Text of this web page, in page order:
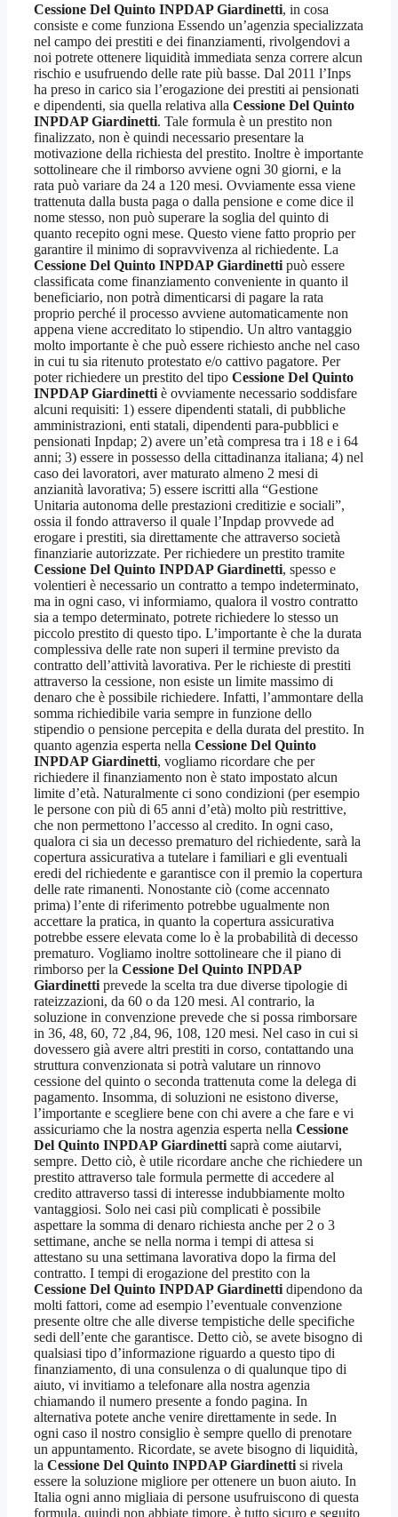
Cessione Del Quinto INPDAP Giardinetti, in cosa
consiste e come funziona Essendo un’agenzia specializzata
nel campo dei prestiti e dei finanziamenti, rivolgendovi a
noi potrete ottenere liquidità immediata senza correre alcun
rischio e usufruendo delle rate più basse. Dal 2011 l’Inps
ha preso in carico sia l’erogazione dei prestiti ai pensionati
e dipendenti, sia quella relativa alla Cessione Del Quinto
INPDAP Giardinetti. Tale formula è un prestito non
finalizzato, non è quindi necessario presentare la
motivazione della richiesta del prestito. Inoltre è importante
sottolineare che il rimborso avviene ogni 30 giorni, e la
rata può variare da 24 a 120 mesi. Ovviamente essa viene
trattenuta dalla busta paga o dalla pensione e come dice il
nome stesso, non può superare la soglia del quinto di
quanto recepito ogni mese. Questo viene fatto proprio per
garantire il minimo di sopravvivenza al richiedente. La
Cessione Del Quinto INPDAP Giardinetti può essere
classificata come finanziamento conveniente in quanto il
beneficiario, non potrà dimenticarsi di pagare la rata
proprio perché il processo avviene automaticamente non
appena viene accreditato lo stipendio. Un altro vantaggio
molto importante è che può essere richiesto anche nel caso
in cui tu sia ritenuto protestato e/o cattivo pagatore. Per
poter richiedere un prestito del tipo Cessione Del Quinto
INPDAP Giardinetti è ovviamente necessario soddisfare
alcuni requisiti: 1) essere dipendenti statali, di pubbliche
amministrazioni, enti statali, dipendenti para-pubblici e
pensionati Inpdap; 2) avere un’età compresa tra i 18 e i 64
anni; 3) essere in possesso della cittadinanza italiana; 4) nel
caso dei lavoratori, aver maturato almeno 2 mesi di
anzianità lavorativa; 5) essere iscritti alla “Gestione
Unitaria autonoma delle prestazioni creditizie e sociali”,
ossia il fondo attraverso il quale l’Inpdap provvede ad
erogare i prestiti, sia direttamente che attraverso società
finanziarie autorizzate. Per richiedere un prestito tramite
Cessione Del Quinto INPDAP Giardinetti, spesso e
volentieri è necessario un contratto a tempo indeterminato,
ma in ogni caso, vi informiamo, qualora il vostro contratto
sia a tempo determinato, potrete richiedere lo stesso un
piccolo prestito di questo tipo. L’importante è che la durata
complessiva delle rate non superi il termine previsto da
contratto dell’attività lavorativa. Per le richieste di prestiti
attraverso la cessione, non esiste un limite massimo di
denaro che è possibile richiedere. Infatti, l’ammontare della
somma richiedibile varia sempre in funzione dello
stipendio o pensione percepita e della durata del prestito. In
quanto agenzia esperta nella Cessione Del Quinto
INPDAP Giardinetti, vogliamo ricordare che per
richiedere il finanziamento non è stato impostato alcun
limite d’età. Naturalmente ci sono condizioni (per esempio
le persone con più di 65 anni d’età) molto più restrittive,
che non permettono l’accesso al credito. In ogni caso,
qualora ci sia un decesso prematuro del richiedente, sarà la
copertura assicurativa a tutelare i familiari e gli eventuali
eredi del richiedente e garantisce con il premio la copertura
delle rate rimanenti. Nonostante ciò (come accennato
prima) l’ente di riferimento potrebbe ugualmente non
accettare la pratica, in quanto la copertura assicurativa
potrebbe essere elevata come lo è la probabilità di decesso
prematuro. Vogliamo inoltre sottolineare che il piano di
rimborso per la Cessione Del Quinto INPDAP
Giardinetti prevede la scelta tra due diverse tipologie di
rateizzazioni, da 60 o da 120 mesi. Al contrario, la
soluzione in convenzione prevede che si possa rimborsare
in 36, 48, 60, 72 ,84, 96, 108, 120 mesi. Nel caso in cui si
dovessero già avere altri prestiti in corso, contattando una
struttura convenzionata si potrà valutare un rinnovo
cessione del quinto o seconda trattenuta come la delega di
pagamento. Insomma, di soluzioni ne esistono diverse,
l’importante e scegliere bene con chi avere a che fare e vi
assicuriamo che la nostra agenzia esperta nella Cessione
Del Quinto INPDAP Giardinetti saprà come aiutarvi,
sempre. Detto ciò, è utile ricordare anche che richiedere un
prestito attraverso tale formula permette di accedere al
credito attraverso tassi di interesse indubbiamente molto
vantaggiosi. Solo nei casi più complicati è possibile
aspettare la somma di denaro richiesta anche per 2 o 3
settimane, anche se nella norma i tempi di attesa si
attestano su una settimana lavorativa dopo la firma del
contratto. I tempi di erogazione del prestito con la
Cessione Del Quinto INPDAP Giardinetti dipendono da
molti fattori, come ad esempio l’eventuale convenzione
presente oltre che alle diverse tempistiche delle specifiche
sedi dell’ente che garantisce. Detto ciò, se avete bisogno di
qualsiasi tipo d’informazione riguardo a questo tipo di
finanziamento, di una consulenza o di qualunque tipo di
aiuto, vi invitiamo a telefonare alla nostra agenzia
chiamando il numero presente a fondo pagina. In
alternativa potete anche venire direttamente in sede. In
ogni caso il nostro consiglio è sempre quello di prenotare
un appuntamento. Ricordate, se avete bisogno di liquidità,
la Cessione Del Quinto INPDAP Giardinetti si rivela
essere la soluzione migliore per ottenere un buon aiuto. In
Italia ogni anno migliaia di persone usufruiscono di questa
formula, quindi non abbiate timore, è tutto sicuro e seguito